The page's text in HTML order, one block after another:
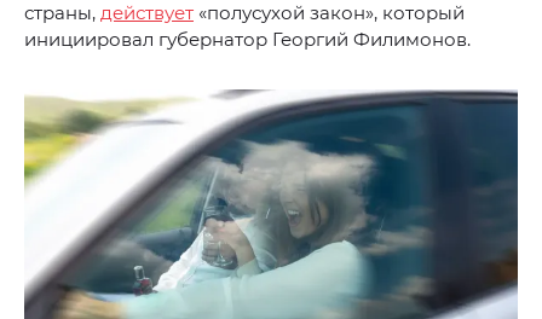
страны, действует «полусухой закон», который
инициировал губернатор Георгий Филимонов.